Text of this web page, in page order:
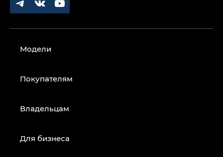
Модели
Покупателям
Владельцам
Для бизнеса